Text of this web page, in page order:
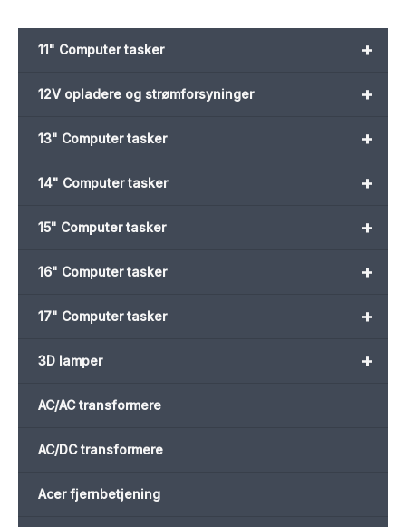
+
11" Computer tasker
+
12V opladere og strømforsyninger
+
13" Computer tasker
+
14" Computer tasker
+
15" Computer tasker
+
16" Computer tasker
+
17" Computer tasker
+
3D lamper
AC/AC transformere
AC/DC transformere
Acer fjernbetjening